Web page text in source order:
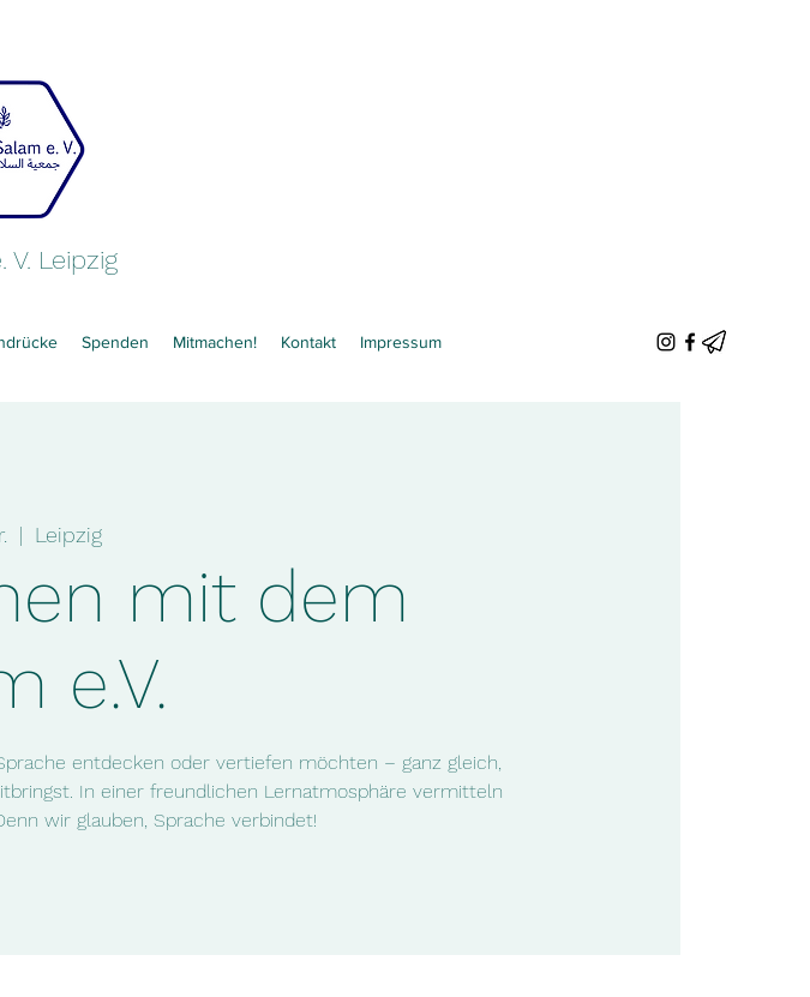
V. Leipzig
Spenden Mitmachen! Kontakt Impressum
  |
Leipzig
mit dem
e.V.
entdecken oder vertiefen möchten – ganz gleich,
In einer freundlichen Lernatmosphäre vermitteln
wir glauben, Sprache verbindet!